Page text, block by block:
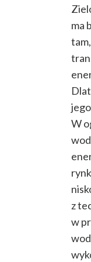
ma
W
z
w